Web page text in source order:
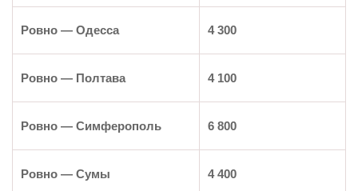
Ровно — Одесса 4 300
Ровно — Полтава 4 100
Ровно — Симферополь 6 800
Ровно — Сумы 4 400